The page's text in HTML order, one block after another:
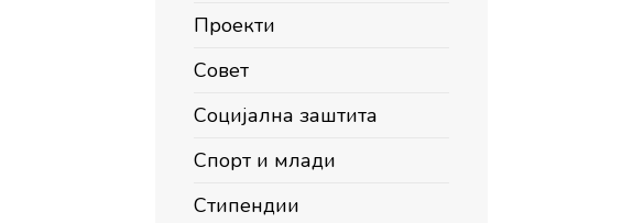
Проекти
Совет
Социјална заштита
Спорт и млади
Стипендии